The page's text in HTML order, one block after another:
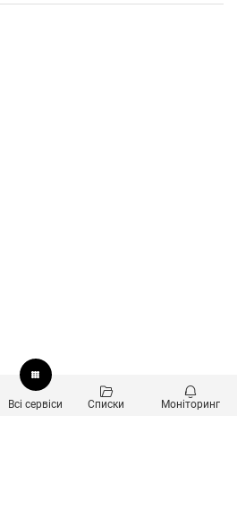
Всі сервіси Списки Моніторинг